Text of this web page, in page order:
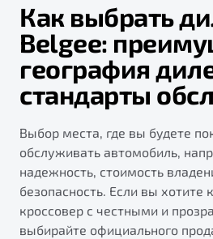
Как выбрать
Belgee:
география
стандарты
Выбор места, где вы будете
обслуживать автомобиль,
надежность, стоимость
безопасность. Если вы хотите
кроссовер с честными и
выбирайте официального